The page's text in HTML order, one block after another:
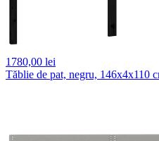
1780,00 lei
Tăblie de pat, negru, 146x4x110